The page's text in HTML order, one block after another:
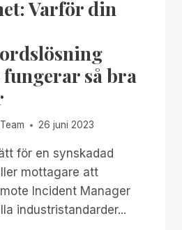
Varför din
så bra
26 juni 2023
för en synskadad
mottagare att
Incident Manager
industristandarder...